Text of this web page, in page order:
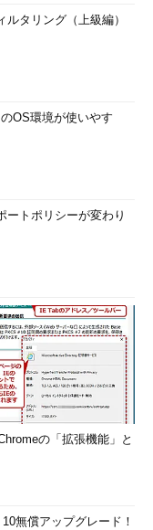
タリング（上級編）
OS環境が使いやす
ートポリシーが変わり
の「拡張機能」と
無償アップグレード！